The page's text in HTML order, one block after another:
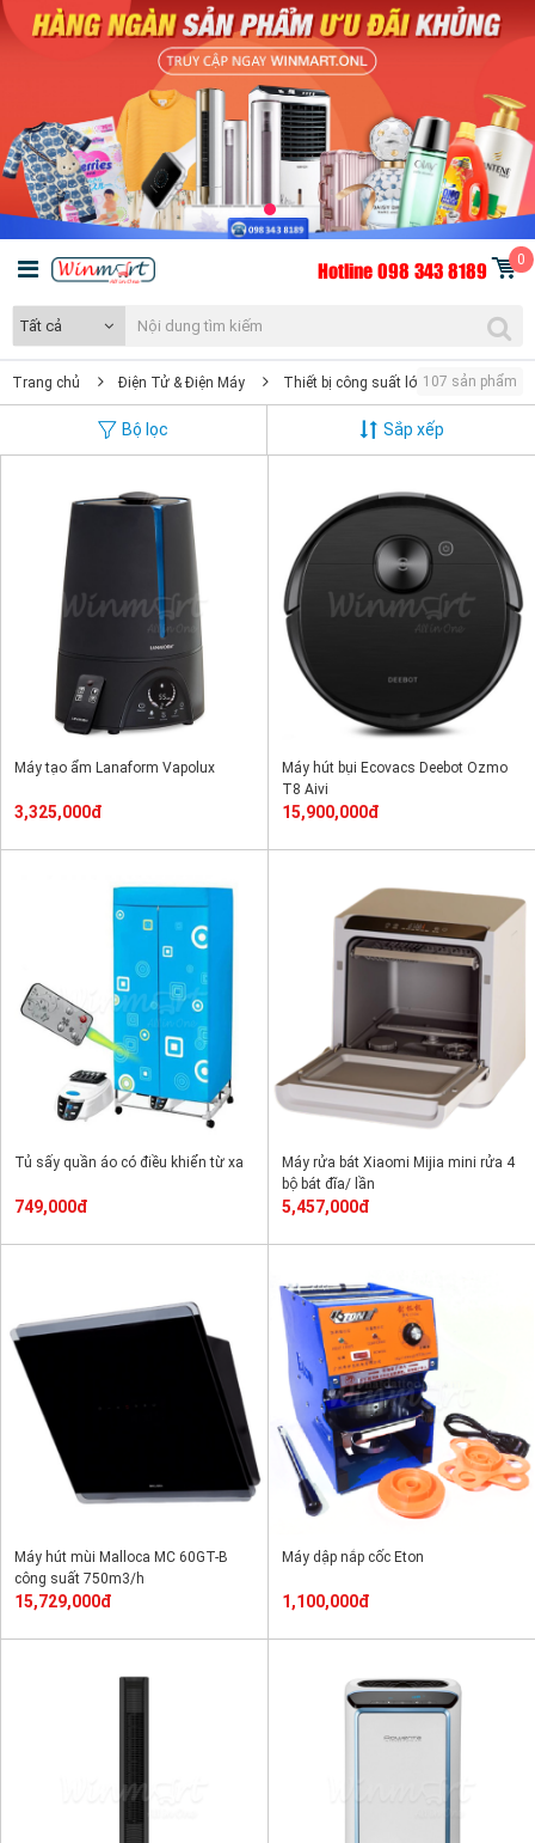
Hotline 098 343 8189 0
Tất cả
Trang chủ Điện Tử & Điện Máy Thiết bị công suất lớn107 sản phẩm
Bộ lọc Sắp xếp
Máy tạo ẩm Lanaform Vapolux
3,325,000đ
Máy hút bụi Ecovacs Deebot Ozmo
T8 Aivi
15,900,000đ
Tủ sấy quần áo có điều khiển từ xa
749,000đ
Máy rửa bát Xiaomi Mijia mini rửa 4
bộ bát đĩa/ lần
5,457,000đ
Máy hút mùi Malloca MC 60GT-B
công suất 750m3/h
15,729,000đ
Máy dập nắp cốc Eton
1,100,000đ